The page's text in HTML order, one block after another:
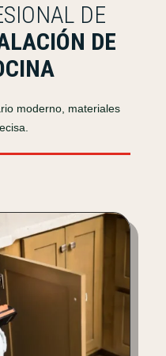
DE
DE
moderno, materiales